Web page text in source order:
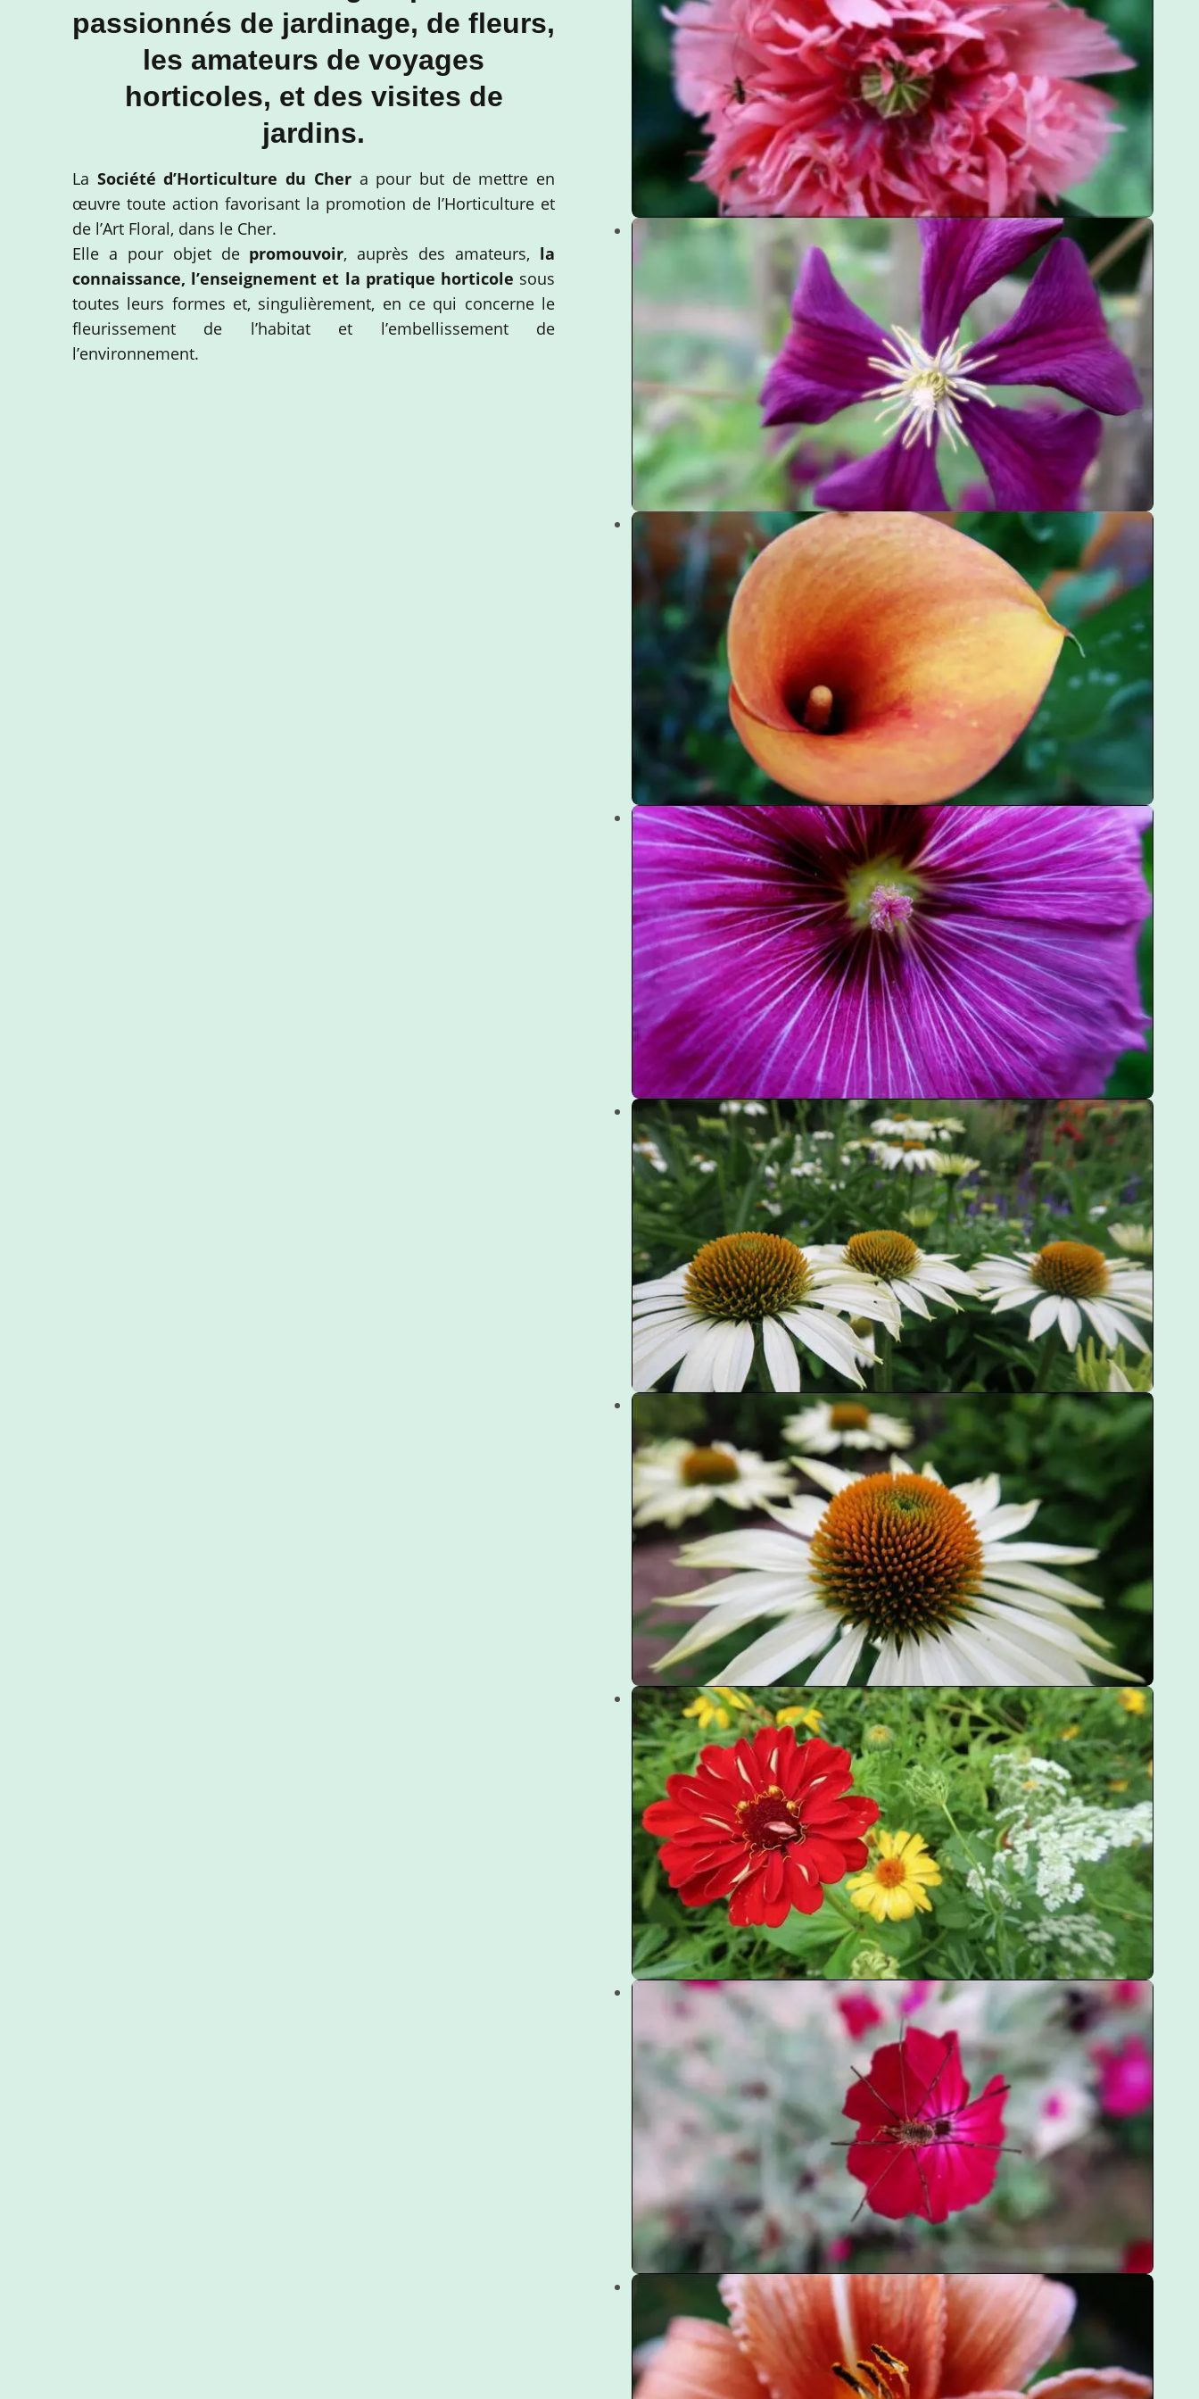
passionnés de jardinage, de fleurs,
les amateurs de voyages
horticoles, et des visites de
jardins.
La Société d’Horticulture du Chera pour but de mettre en
œuvre toute action favorisant la promotion de l’Horticulture et
de l’Art Floral, dans le Cher.
Elle a pour objet de promouvoir, auprès des amateurs, la
connaissance, l’enseignement et la pratique horticole sous
toutes leurs formes et, singulièrement, en ce qui concerne le
fleurissement de l’habitat et l’embellissement de
l’environnement.